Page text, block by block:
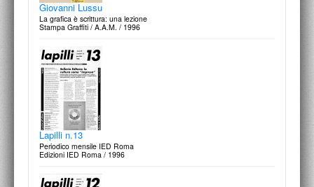
Giovanni Lussu
La grafica è scrittura: una lezione
Stampa Graffiti / A.A.M. / 1996
Lapilli n.13
Periodico mensile IED Roma
Edizioni IED Roma / 1996